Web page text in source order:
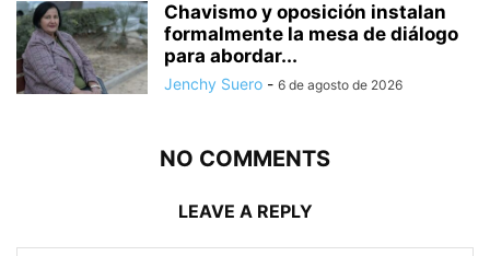
Chavismo y oposición instalan
formalmente la mesa de diálogo
para abordar...
Jenchy Suero - 6 de agosto de 2026
NO COMMENTS
LEAVE A REPLY